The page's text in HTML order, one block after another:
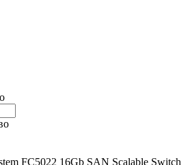
FC5022 16Gb SAN Scalable Switch